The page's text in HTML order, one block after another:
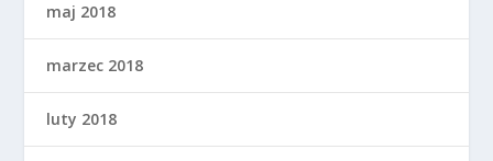
maj 2018
marzec 2018
luty 2018